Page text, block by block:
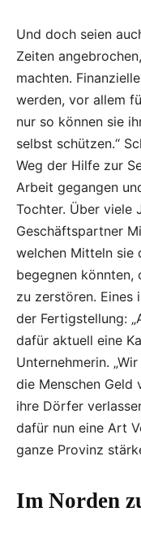
Und doch seien
Zeiten
machten.
werden, vor allem
nur so können sie
selbst schützen.“
Weg der Hilfe zur
Arbeit gegangen
Tochter. Über viele
Geschäftspartner
welchen Mitteln sie
begegnen könnten,
zu zerstören. Eines
der Fertigstellung:
dafür aktuell eine
Unternehmerin.
die Menschen Geld
ihre Dörfer
dafür nun eine Art
ganze Provinz
Im Norden